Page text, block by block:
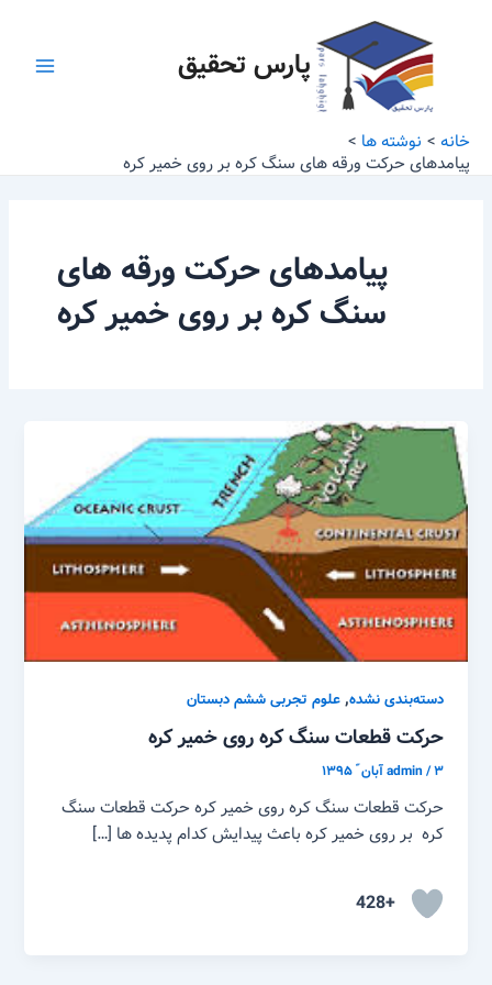
پارس تحقیق
خانه
نوشته ها
پیامدهای حرکت ورقه های سنگ کره بر روی خمیر کره
پیامدهای حرکت ورقه های
سنگ کره بر روی خمیر کره
دسته‌بندی نشده,علوم تجربی ششم دبستان
حرکت قطعات سنگ کره روی خمیر کره
admin/۳ آبان ّ ۱۳۹۵
حرکت قطعات سنگ کره روی خمیر کره حرکت قطعات سنگ
کره بر روی خمیر کره باعث پیدایش کدام پدیده ها […]
+428